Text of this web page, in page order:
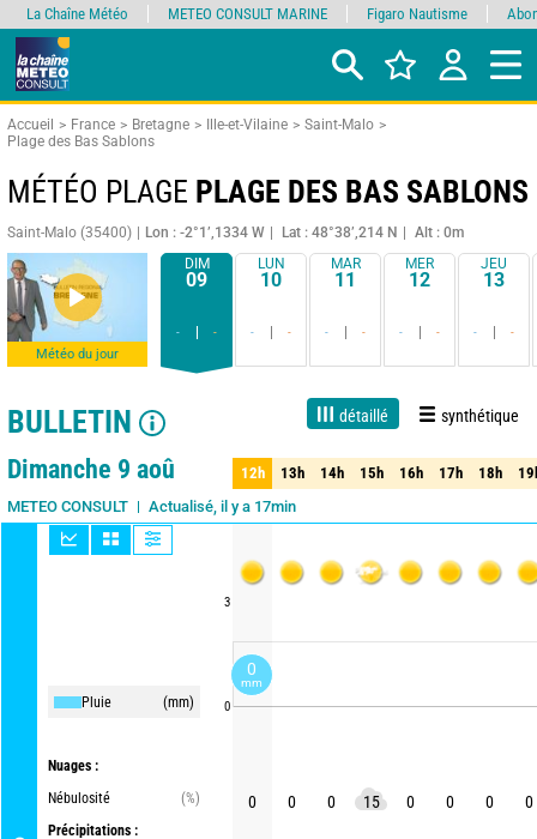
Accueil France Bretagne Ille-et-Vilaine
Saint-Malo
Plage des Bas Sablons
MÉTÉO PLAGE PLAGE DES BAS SABLONS
Saint-Malo (35400) Lon : -2°1’,1334 W Lat : 48°38’,214 N Alt : 0m
Météo du jour
DIM
09
- -
LUN
10
- -
MAR
11
- -
MER
12
- -
JEU
13
- -
BULLETIN détaillé synthétique
Live 1 jour 3 jours 15 jours Fiabilité 75%
Dimanche 9 aoû
METEO CONSULT Actualisé, il y a 17min
Pluie (mm)
Nuages :
Nébulosité
(%)
Précipitations :
3
0
12h 13h 14h 15h 16h 17h 18h
12h 13h 14h 15h 16h 17h 18h
0 0 0 15 0 0 0 0
La Chaîne Météo METEO CONSULT MARINE Figaro Nautisme
0
mm